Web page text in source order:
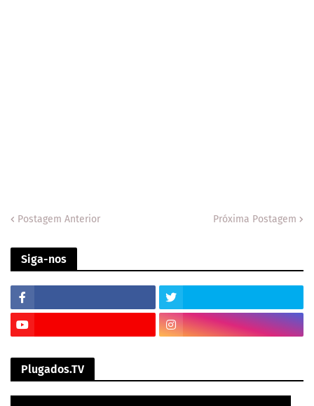
Postagem Anterior Próxima Postagem
Siga-nos
Plugados.TV